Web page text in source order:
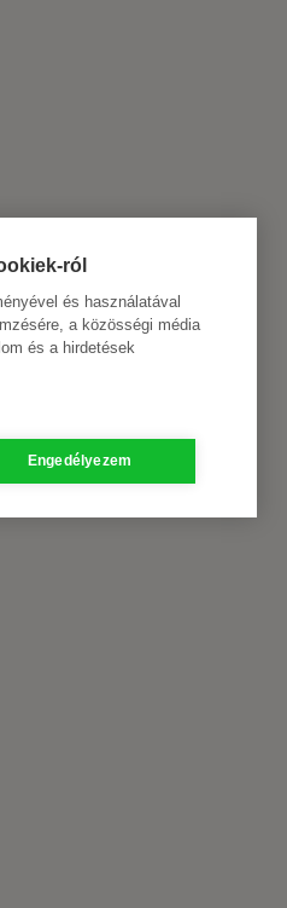
ról
és használatával
a közösségi média
és a hirdetések
Engedélyezem